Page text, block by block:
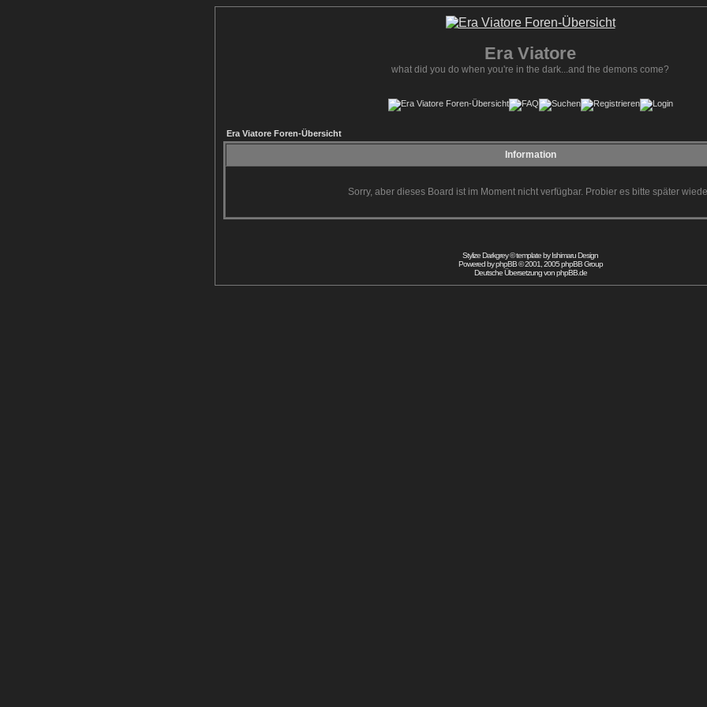
Era Viatore
what did you do when you're in the dark...and the demons come?
Era Viatore Foren-Übersicht
Information
Sorry, aber dieses Board ist im Moment nicht verfügbar. Probier es bitte später
Stylize Darkgrey © template byIshimaru Design
Powered byphpBB© 2001, 2005 phpBB Group
Deutsche Übersetzung vonphpBB.de